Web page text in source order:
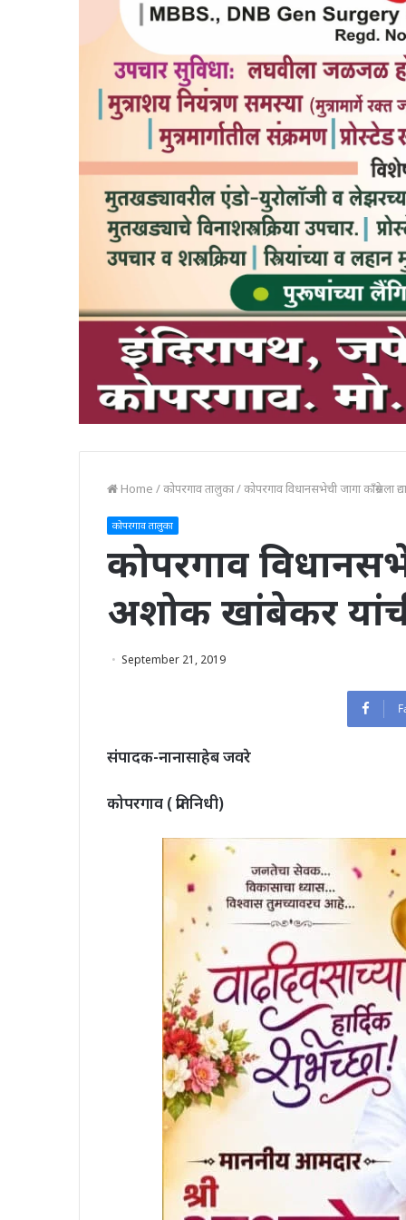
Home /कोपरगाव तालुका/कोपरगाव विधानसभेची जागा काँग्रेसला
कोपरगाव तालुका
कोपरगाव
अशोक खांबेकर
September 21, 2019
संपादक-नानासाहेब जवरे
कोपरगाव ( प्रतिनिधी)